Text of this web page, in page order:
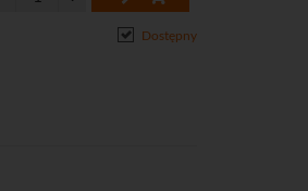
Dostępny